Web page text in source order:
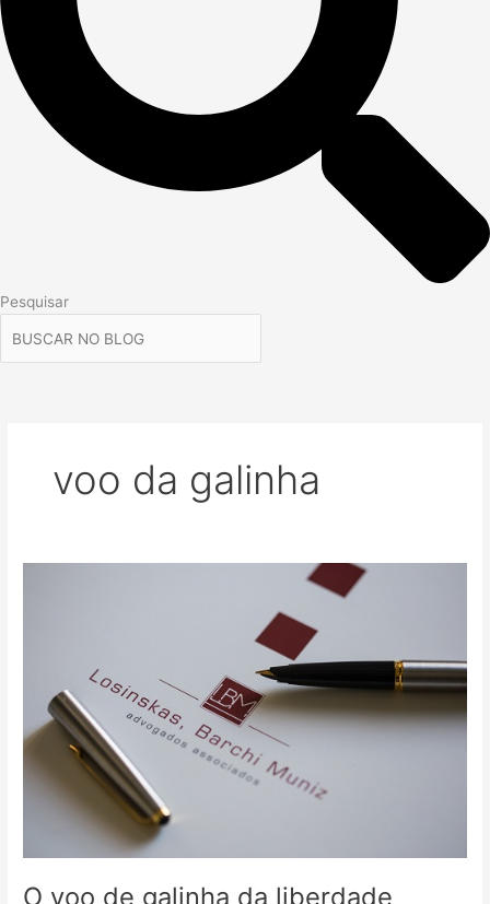
Pesquisar
voo da galinha
O voo de galinha da liberdade
liberdade
econômica
no
Brasil